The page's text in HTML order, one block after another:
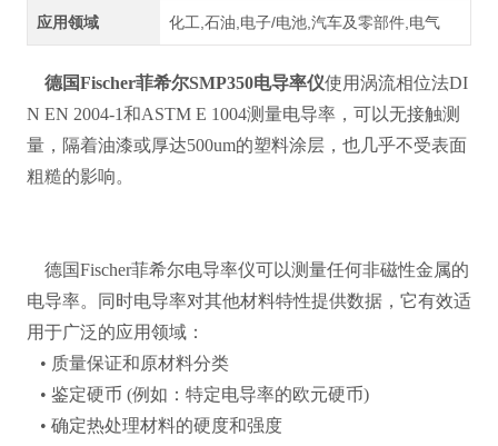
应用领域 化工,石油,电子/电池,汽车及零部件,电气
德国Fischer菲希尔SMP350电导率仪使用涡流相位法DI
N EN 2004-1和ASTM E 1004测量电导率，可以无接触测
量，隔着油漆或厚达500um的塑料涂层，也几乎不受表面
粗糙的影响。
德国Fischer菲希尔电导率仪可以测量任何非磁性金属的
电导率。同时电导率对其他材料特性提供数据，它有效适
用于广泛的应用领域：
• 质量保证和原材料分类
• 鉴定硬币 (例如：特定电导率的欧元硬币)
• 确定热处理材料的硬度和强度